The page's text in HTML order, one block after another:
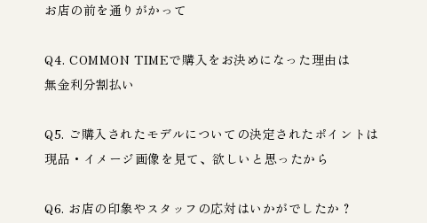
お店の前を通りがかって
Q4. COMMON TIMEで購入をお決めになった理由は
無金利分割払い
Q5. ご購入されたモデルについての決定されたポイントは
現品・イメージ画像を見て、欲しいと思ったから
Q6. お店の印象やスタッフの応対はいかがでしたか？